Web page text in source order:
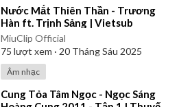
⁣Nước Mắt Thiên Thần - Trương
Hàn ft. Trịnh Sảng | Vietsub
MiuClip Official
75 lượt xem · 20 Tháng Sáu 2025
Âm nhạc
⁣Cung Tỏa Tâm Ngọc - Ngọc Sáng